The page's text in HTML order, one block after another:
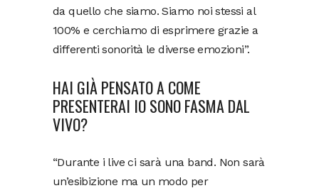
da quello che siamo. Siamo noi stessi al
100% e cerchiamo di esprimere grazie a
differenti sonorità le diverse emozioni”.
HAI GIÀ PENSATO A COME
PRESENTERAI IO SONO FASMA DAL
VIVO?
“Durante i live ci sarà una band. Non sarà
un’esibizione ma un modo per